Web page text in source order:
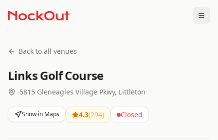
Back to all venues
Links Golf Course
5815 Gleneagles Village Pkwy, Littleton
Show in Maps 4.3(294) Closed